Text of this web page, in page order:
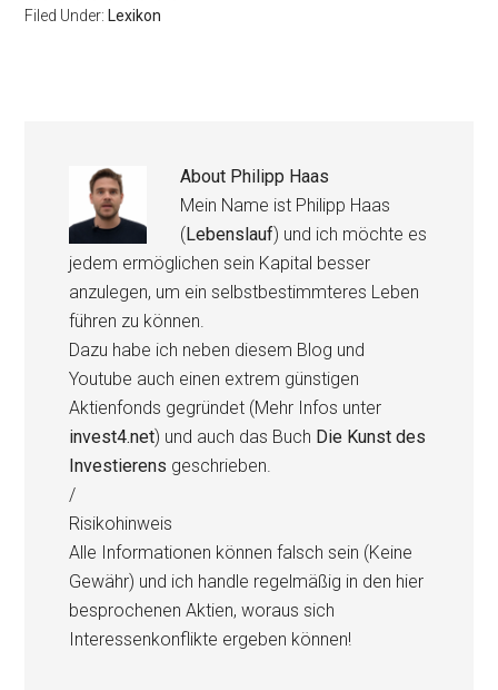
Filed Under: Lexikon
About Philipp Haas
Mein Name ist Philipp Haas
(Lebenslauf) und ich möchte es
jedem ermöglichen sein Kapital besser
anzulegen, um ein selbstbestimmteres Leben
führen zu können.
Dazu habe ich neben diesem Blog und
Youtube auch einen extrem günstigen
Aktienfonds gegründet (Mehr Infos unter
invest4.net) und auch das Buch Die Kunst des
Investierens geschrieben.
/
Risikohinweis
Alle Informationen können falsch sein (Keine
Gewähr) und ich handle regelmäßig in den hier
besprochenen Aktien, woraus sich
Interessenkonflikte ergeben können!